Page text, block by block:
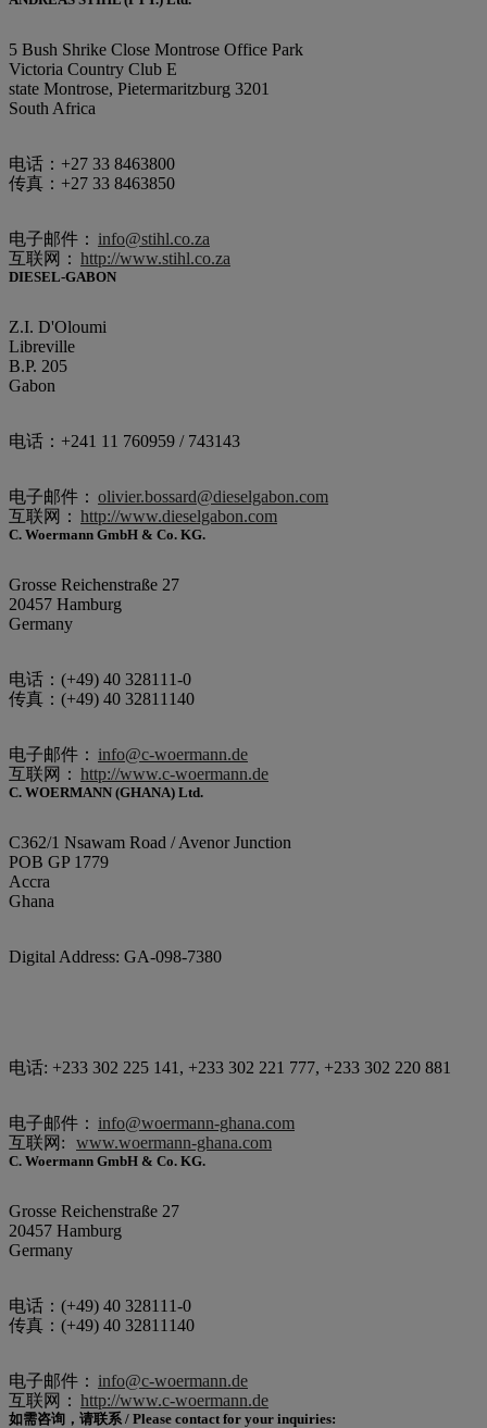
5 Bush Shrike Close Montrose Office Park
Victoria Country Club E
state Montrose, Pietermaritzburg 3201
South Africa
电话：+27 33 8463800
传真：+27 33 8463850
电子邮件： info@stihl.co.za
互联网： http://www.stihl.co.za
DIESEL-GABON
Z.I. D'Oloumi
Libreville
B.P. 205
Gabon
电话：+241 11 760959 / 743143
电子邮件： olivier.bossard@dieselgabon.com
互联网： http://www.dieselgabon.com
C. Woermann GmbH & Co. KG.
Grosse Reichenstraße 27
20457 Hamburg
Germany
电话：(+49) 40 328111-0
传真：(+49) 40 32811140
电子邮件： info@c-woermann.de
互联网： http://www.c-woermann.de
C. WOERMANN (GHANA) Ltd.
C362/1 Nsawam Road / Avenor Junction
POB GP 1779
Accra
Ghana
Digital Address: GA-098-7380
电话: +233 302 225 141, +233 302 221 777, +233 302 220 881
电子邮件： info@woermann-ghana.com
互联网:
www.woermann-ghana.com
C. Woermann GmbH & Co. KG.
Grosse Reichenstraße 27
20457 Hamburg
Germany
电话：(+49) 40 328111-0
传真：(+49) 40 32811140
电子邮件： info@c-woermann.de
互联网： http://www.c-woermann.de
如需咨询，请联系 / Please contact for your inquiries: